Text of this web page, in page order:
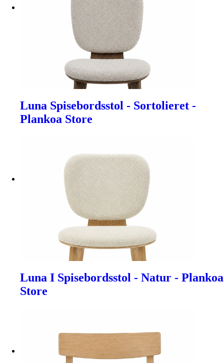
Luna Spisebordsstol - Sortolieret -
Plankoa Store
Luna I Spisebordsstol - Natur - Plankoa
Store